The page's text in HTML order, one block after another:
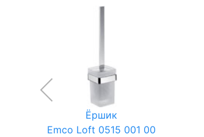
Ёршик
Emco Loft 0515 001 00